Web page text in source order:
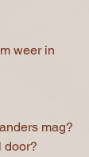
weer in
mag?
door?